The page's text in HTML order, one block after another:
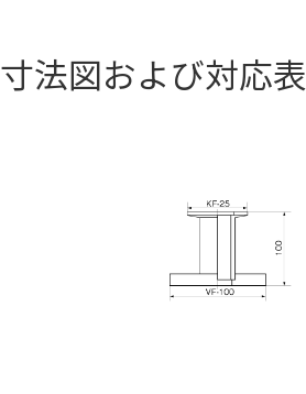
寸法図および対応表